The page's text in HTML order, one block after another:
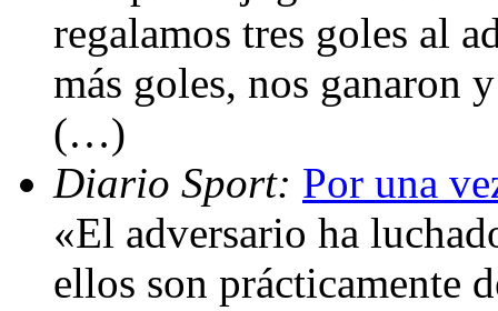
regalamos tres goles al
más goles, nos ganaron
(…)
Diario Sport: Por una
«El adversario ha
ellos son prácticamente